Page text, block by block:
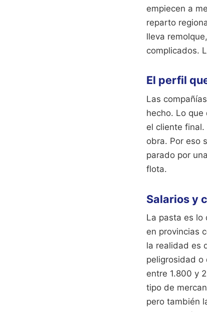
empiecen a
reparto
lleva
complicados.
El perfil
Las
hecho. Lo
el cliente
obra. Por eso
parado por
flota.
Salarios y
La pasta es lo
en provincias
la realidad es
peligrosidad o
entre 1.800 y
tipo de
pero también